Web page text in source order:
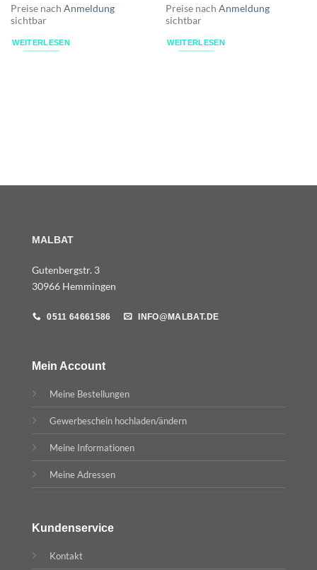
Preise nach Anmeldung
sichtbar
WEITERLESEN
Preise nach Anmeldung
sichtbar
WEITERLESEN
MALBAT
Gutenbergstr. 3
30966 Hemmingen
0511 64661586 INFO@MALBAT.DE
Mein Account
Meine Bestellungen
Gewerbeschein hochladen/ändern
Meine Informationen
Meine Adressen
Kundenservice
Kontakt